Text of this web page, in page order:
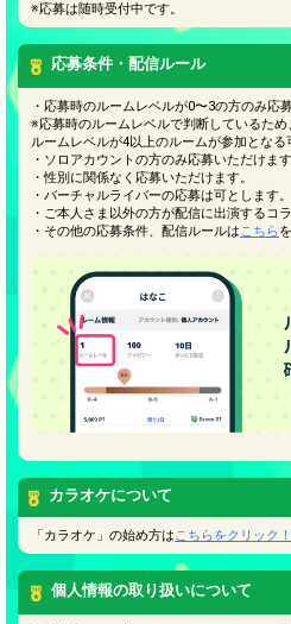
※応募は随時受付中です。
応募条件・配信ルール
・応募時のルームレベルが0〜3の方のみ応
※応募時のルームレベルで判断しているた
ルームレベルが4以上のルームが参加となる
・ソロアカウントの方のみ応募いただけます
・性別に関係なく応募いただけます。
・バーチャルライバーの応募は可とします。
・ご本人さま以外の方が配信に出演するコ
・その他の応募条件、配信ルールはこちら
カラオケについて
「カラオケ」の始め方はこちらをクリック！
個人情報の取り扱いについて